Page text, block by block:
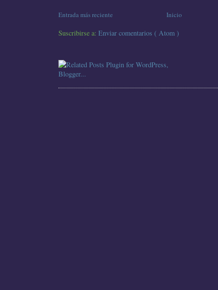
Entrada más reciente Inicio
Suscribirse a: Enviar comentarios ( Atom )